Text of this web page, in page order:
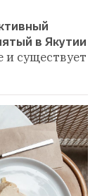
в Якутии
и существует